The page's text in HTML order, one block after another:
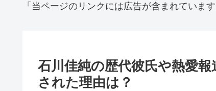
「当ページのリンクには広告が含まれています
石川佳純の歴代彼氏や熱愛
された理由は？